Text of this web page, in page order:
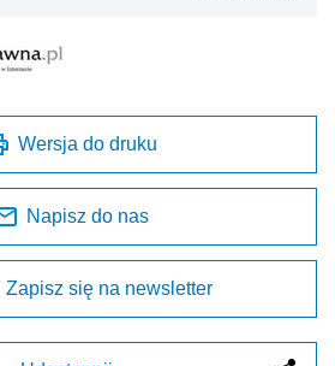
Wersja do druku
Napisz do nas
Zapisz się na newsletter